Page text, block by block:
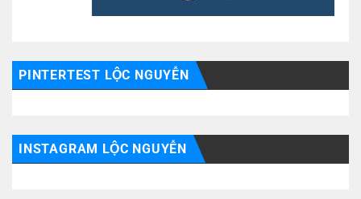
PINTERTEST LỘC NGUYỄN
INSTAGRAM LỘC NGUYỄN